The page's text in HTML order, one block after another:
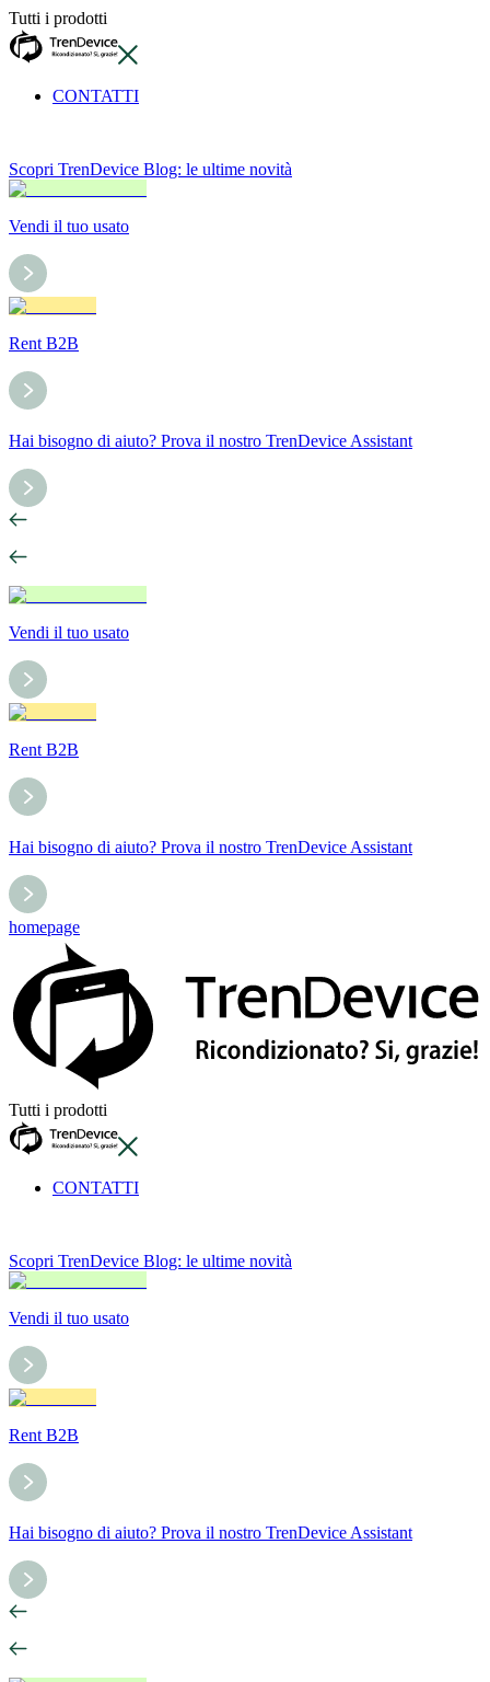
Tutti i prodotti
CONTATTI
Scopri TrenDevice Blog: le ultime novità
Vendi il tuo usato
Rent B2B
Hai bisogno di aiuto? Prova il nostro TrenDevice Assistant
Vendi il tuo usato
Rent B2B
Hai bisogno di aiuto? Prova il nostro TrenDevice Assistant
homepage
Tutti i prodotti
CONTATTI
Scopri TrenDevice Blog: le ultime novità
Vendi il tuo usato
Rent B2B
Hai bisogno di aiuto? Prova il nostro TrenDevice Assistant